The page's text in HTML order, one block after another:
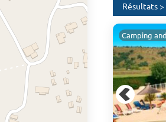
Résultats
Camping